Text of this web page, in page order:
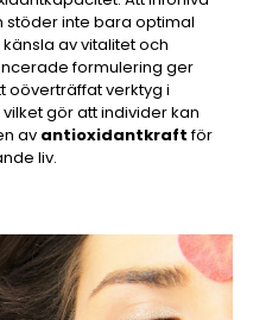
inte bara optimal
av vitalitet och
formulering ger
oöverträffat verktyg i
gör att individer kan
av antioxidantkraftför
liv.